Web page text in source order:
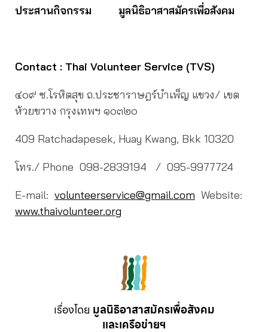
ประสานกิจกรรม มูลนิธิอาสาสมัครเพื่อสังคม
Contact : Thai Volunteer Service (TVS)
๔๐๙ ซ.โรหิตสุข ถ.ประชาราษฎร์บำเพ็ญ แขวง/ เขต
ห้วยขวาง กรุงเทพฯ ๑๐๓๒๐
409 Ratchadapesek, Huay Kwang, Bkk 10320
โทร./ Phone 098-2839194 / 095-9977724
E-mail: volunteerservice@gmail.com Website:
www.thaivolunteer.org
เรื่องโดย มูลนิธิอาสาสมัครเพื่อสังคม
และเครือข่ายฯ